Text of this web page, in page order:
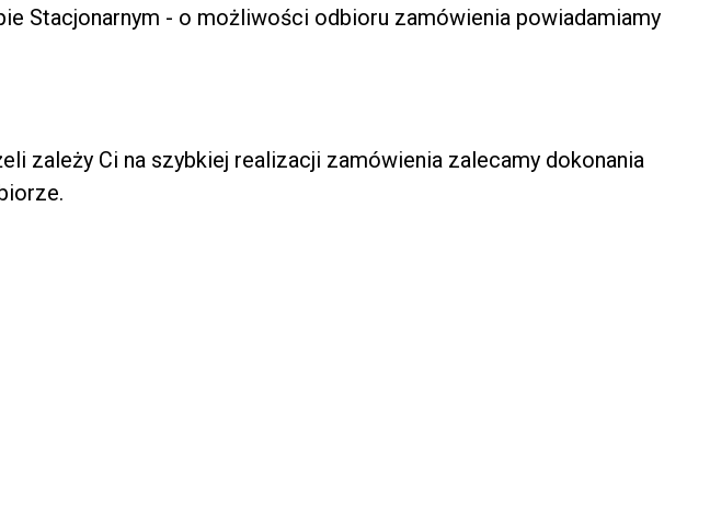
Stacjonarnym - o możliwości odbioru zamówienia powiadamiamy
zależy Ci na szybkiej realizacji zamówienia zalecamy dokonania